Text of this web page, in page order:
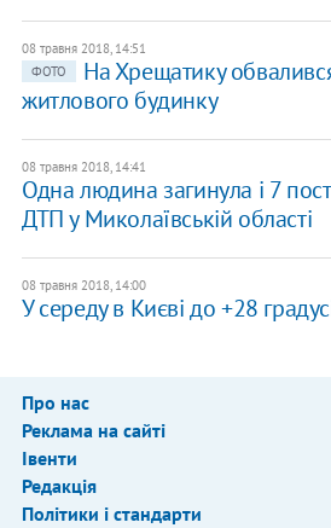
08 травня 2018, 14:51
ФОТО
На Хрещатику
житлового будинку
08 травня 2018, 14:41
Одна людина загинула і 7
ДТП у Миколаївській області
08 травня 2018, 14:00
У середу в Києві до +28
Про нас
Реклама на сайті
Івенти
Редакція
Політики і стандарти